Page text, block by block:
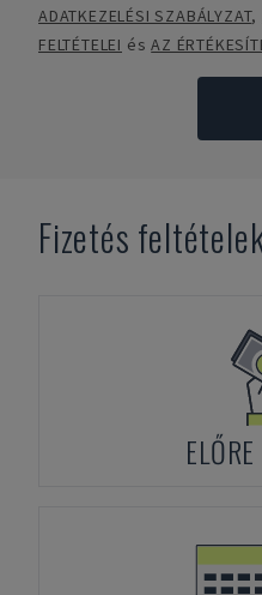
ADATKEZELÉSI SZABÁLYZAT,
FELTÉTELEI ésAZ
Fizetés